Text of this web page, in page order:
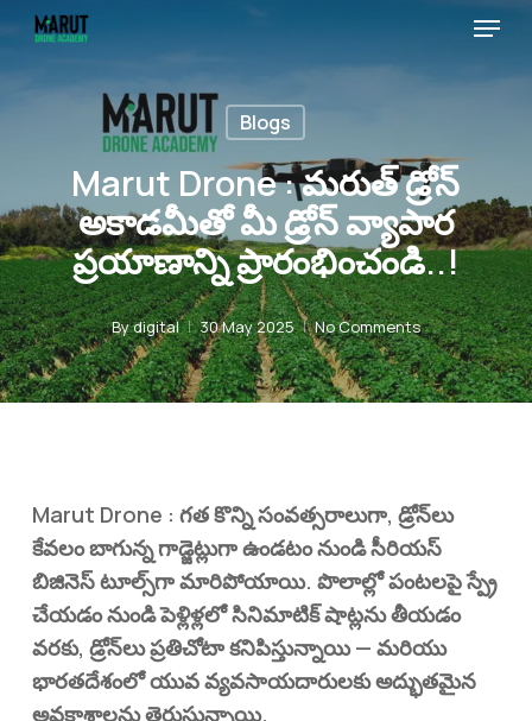
Skip
main
Menu
Blogs
Marut Drone : మరుత్ డ్రోన్
అకాడమీతో మీ డ్రోన్ వ్యాపార
ప్రయాణాన్ని ప్రారంభించండి..!
Bydigital 30 May 2025 No Comments
Marut Drone : గత కొన్ని సంవత్సరాలుగా, డ్రోన్‌లు
కేవలం బాగున్న గాడ్జెట్లుగా ఉండటం నుండి సీరియస్
బిజినెస్ టూల్స్‌గా మారిపోయాయి. పొలాల్లో పంటలపై స్ప్రే
చేయడం నుండి పెళ్లిళ్లలో సినిమాటిక్ షాట్లను తీయడం
వరకు, డ్రోన్‌లు ప్రతిచోటా కనిపిస్తున్నాయి — మరియు
భారతదేశంలో యువ వ్యవసాయదారులకు అద్భుతమైన
అవకాశాలనుతెరుస్తున్నాయి.
Close